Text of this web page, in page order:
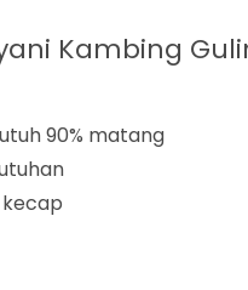
Kambing
90% matang